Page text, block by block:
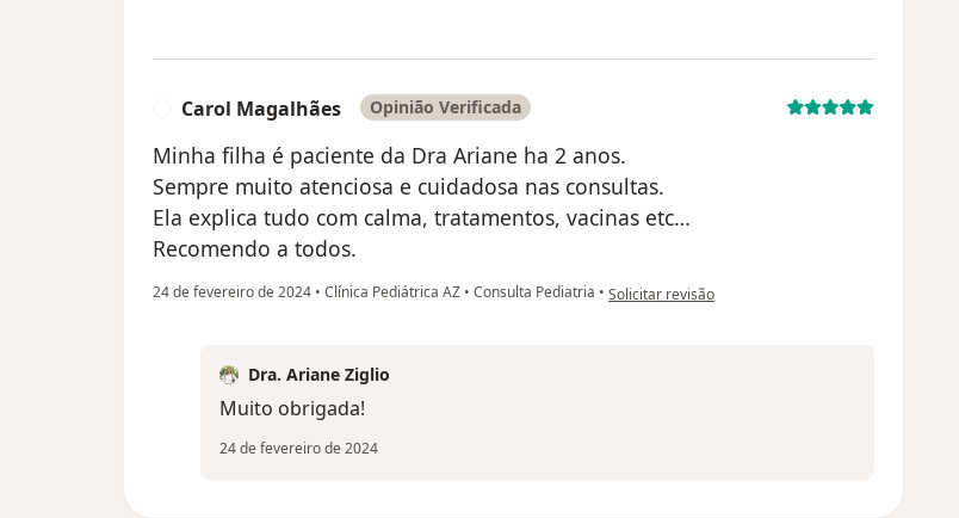
Carol Magalhães Opinião Verificada
Minha filha é paciente da Dra Ariane ha 2 anos.
Sempre muito atenciosa e cuidadosa nas consultas.
Ela explica tudo com calma, tratamentos, vacinas etc…
Recomendo a todos.
24 de fevereiro de 2024 • Clínica Pediátrica AZ • Consulta Pediatria • na opinião do utilizador Carol Magalhães
Solicitar revisão
Dra. Ariane Ziglio
Muito obrigada!
24 de fevereiro de 2024